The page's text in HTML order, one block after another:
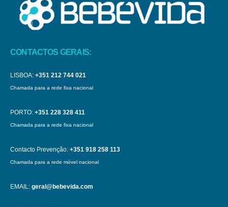
CONTACTOS GERAIS:
LISBOA: +351 212 744 021
Chamada para a rede fixa nacional
PORTO: +351 228 328 411
Chamada para a rede fixa nacional
Contacto Prevenção: +351 918 258 113
Chamada para a rede móvel nacional
EMAIL: geral@bebevida.com